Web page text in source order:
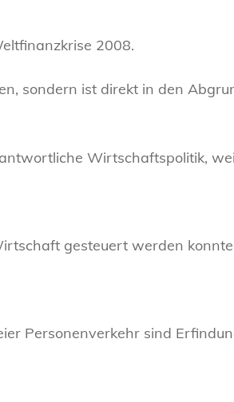
2008.
sondern ist direkt in den
Wirtschaftspolitik,
gesteuert werden
Personenverkehr sind